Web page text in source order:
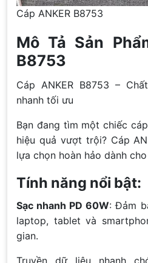
Cáp ANKER B8753
Mô Tả Sản
B8753
Cáp ANKER B8753 –
nhanh tối ưu
Bạn đang tìm một chiếc
hiệu quả vượt trội? Cáp
lựa chọn hoàn hảo dành
Tính năng nổi bật:
Sạc nhanh PD 60W: Đảm
laptop, tablet và
gian.
Truyền dữ liệu nhanh